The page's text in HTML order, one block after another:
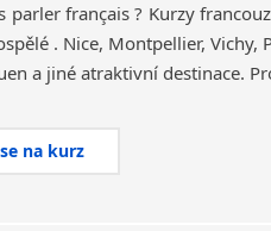
parler français ? Kurzy
. Nice, Montpellier, Vichy,
na kurz